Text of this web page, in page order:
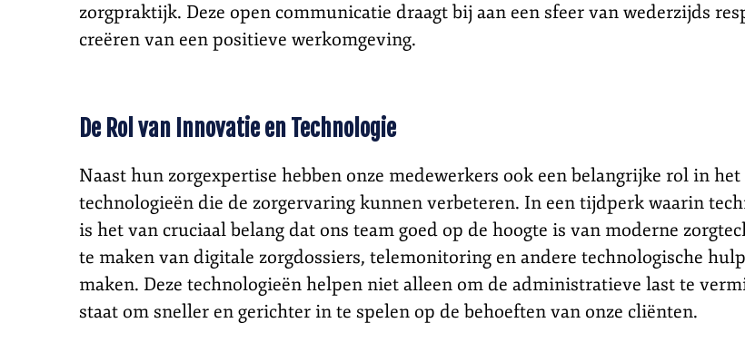
zorgpraktijk. Deze open communicatie draagt bij aan een sfeer van wederzijds
creëren van een positieve werkomgeving.
De Rol van Innovatie en Technologie
Naast hun zorgexpertise hebben onze medewerkers ook een belangrijke rol in
technologieën die de zorgervaring kunnen verbeteren. In een tijdperk waarin
is het van cruciaal belang dat ons team goed op de hoogte is van moderne
te maken van digitale zorgdossiers, telemonitoring en andere technologische
maken. Deze technologieën helpen niet alleen om de administratieve last te
staat om sneller en gerichter in te spelen op de behoeften van onze cliënten.